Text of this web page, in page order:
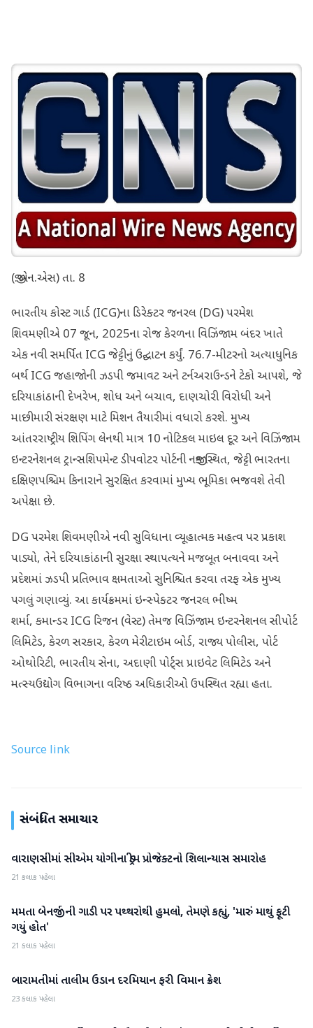
(જી.એન.એસ) તા. 8
ભારતીય કોસ્ટ ગાર્ડ (ICG)ના ડિરેક્ટર જનરલ (DG) પરમેશ
શિવમણીએ 07 જૂન, 2025ના રોજ કેરળના વિઝિંજામ બંદર ખાતે
એક નવી સમર્પિત ICG જેટ્ટીનું ઉદ્ઘાટન કર્યું. 76.7-મીટરનો અત્યાધુનિક
બર્થ ICG જહાજોની ઝડપી જમાવટ અને ટર્નઅરાઉન્ડને ટેકો આપશે, જે
દરિયાકાંઠાની દેખરેખ, શોધ અને બચાવ, દાણચોરી વિરોધી અને
માછીમારી સંરક્ષણ માટે મિશન તૈયારીમાં વધારો કરશે. મુખ્ય
આંતરરાષ્ટ્રીય શિપિંગ લેનથી માત્ર 10 નોટિકલ માઇલ દૂર અને વિઝિંજામ
ઇન્ટરનેશનલ ટ્રાન્સશિપમેન્ટ ડીપવોટર પોર્ટની નજીક સ્થિત, જેટ્ટી ભારતના
દક્ષિણપશ્ચિમ કિનારાને સુરક્ષિત કરવામાં મુખ્ય ભૂમિકા ભજવશે તેવી
અપેક્ષા છે.
DG પરમેશ શિવમણીએ નવી સુવિધાના વ્યૂહાત્મક મહત્વ પર પ્રકાશ
પાડ્યો, તેને દરિયાકાંઠાની સુરક્ષા સ્થાપત્યને મજબૂત બનાવવા અને
પ્રદેશમાં ઝડપી પ્રતિભાવ ક્ષમતાઓ સુનિશ્ચિત કરવા તરફ એક મુખ્ય
પગલું ગણાવ્યું. આ કાર્યક્રમમાં ઇન્સ્પેક્ટર જનરલ ભીષ્મ
શર્મા, કમાન્ડર ICG રિજન (વેસ્ટ) તેમજ વિઝિંજામ ઇન્ટરનેશનલ સીપોર્ટ
લિમિટેડ, કેરળ સરકાર, કેરળ મેરીટાઇમ બોર્ડ, રાજ્ય પોલીસ, પોર્ટ
ઓથોરિટી, ભારતીય સેના, અદાણી પોર્ટ્સ પ્રાઇવેટ લિમિટેડ અને
મત્સ્યઉદ્યોગ વિભાગના વરિષ્ઠ અધિકારીઓ ઉપસ્થિત રહ્યા હતા.
Source link
સંબંધિત સમાચાર
રાષ્ટ્રીય
વારાણસીમાં સીએમ યોગીના ડ્રીમ પ્રોજેક્ટનો શિલાન્યાસ સમારોહ
21 કલાક પહેલા
રાષ્ટ્રીય
મમતા બેનર્જીની ગાડી પર પથ્થરોથી હુમલો, તેમણે કહ્યું, 'મારું માથું ફૂટી
ગયું હોત'
21 કલાક પહેલા
રાષ્ટ્રીય
બારામતીમાં તાલીમ ઉડાન દરમિયાન ફરી વિમાન ક્રેશ
23 કલાક પહેલા